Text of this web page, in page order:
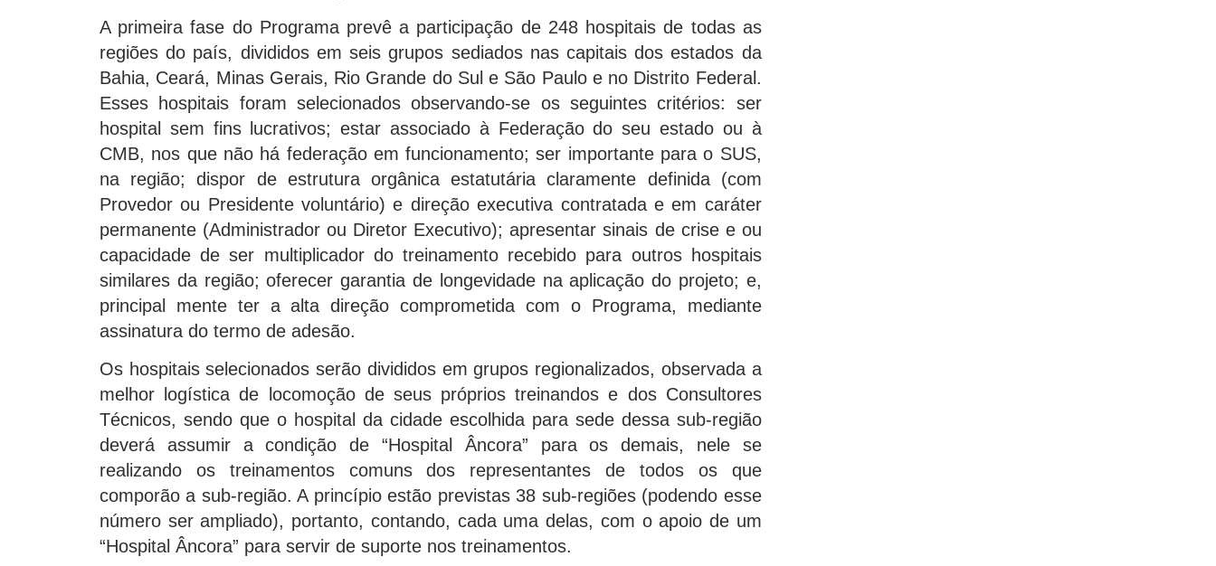
A primeira fase do Programa prevê a participação de 248 hospitais de todas as
regiões do país, divididos em seis grupos sediados nas capitais dos estados da
Bahia, Ceará, Minas Gerais, Rio Grande do Sul e São Paulo e no Distrito Federal.
Esses hospitais foram selecionados observando-se os seguintes critérios: ser
hospital sem fins lucrativos; estar associado à Federação do seu estado ou à
CMB, nos que não há federação em funcionamento; ser importante para o SUS,
na região; dispor de estrutura orgânica estatutária claramente definida (com
Provedor ou Presidente voluntário) e direção executiva contratada e em caráter
permanente (Administrador ou Diretor Executivo); apresentar sinais de crise e ou
capacidade de ser multiplicador do treinamento recebido para outros hospitais
similares da região; oferecer garantia de longevidade na aplicação do projeto; e,
principal mente ter a alta direção comprometida com o Programa, mediante
assinatura do termo de adesão.
Os hospitais selecionados serão divididos em grupos regionalizados, observada a
melhor logística de locomoção de seus próprios treinandos e dos Consultores
Técnicos, sendo que o hospital da cidade escolhida para sede dessa sub-região
deverá assumir a condição de “Hospital Âncora” para os demais, nele se
realizando os treinamentos comuns dos representantes de todos os que
comporão a sub-região. A princípio estão previstas 38 sub-regiões (podendo esse
número ser ampliado), portanto, contando, cada uma delas, com o apoio de um
“Hospital Âncora” para servir de suporte nos treinamentos.